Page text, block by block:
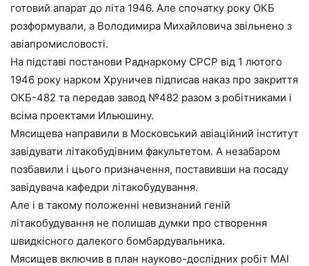
готовий апарат до літа 1946. Але спочатку року ОКБ
розформували, а Володимира Михайловича звільнено з
авіапромисловості.
На підставі постанови Раднаркому СРСР від 1 лютого
1946 року нарком Хруничев підписав наказ про закриття
ОКБ-482 та передав завод №482 разом з робітниками і
всіма проектами Ильюшину.
Мясищева направили в Московський авіаційний інститут
завідувати літакобудівним факультетом. А незабаром
позбавили і цього призначення, поставивши на посаду
завідувача кафедри літакобудування.
Але і в такому положенні невизнаний геній
літакобудування не полишав думки про створення
швидкісного далекого бомбардувальника.
Мясищев включив в план науково-дослідних робіт МАІ